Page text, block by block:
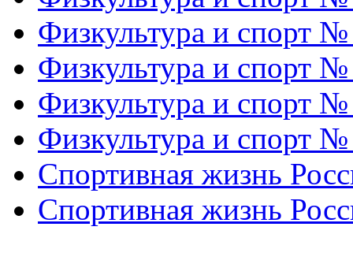
Физкультура и спорт
Физкультура и спорт
Физкультура и спорт
Физкультура и спорт
Спортивная жизнь
Спортивная жизнь